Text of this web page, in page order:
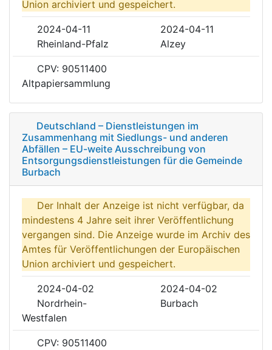
Union archiviert und gespeichert.
2024-04-11
2024-04-11
Rheinland-Pfalz
Alzey
CPV: 90511400
Altpapiersammlung
Deutschland – Dienstleistungen im
Zusammenhang mit Siedlungs- und anderen
Abfällen – EU-weite Ausschreibung von
Entsorgungsdienstleistungen für die Gemeinde
Burbach
Der Inhalt der Anzeige ist nicht verfügbar, da
mindestens 4 Jahre seit ihrer Veröffentlichung
vergangen sind. Die Anzeige wurde im Archiv des
Amtes für Veröffentlichungen der Europäischen
Union archiviert und gespeichert.
2024-04-02
2024-04-02
Nordrhein-
Westfalen
Burbach
CPV: 90511400